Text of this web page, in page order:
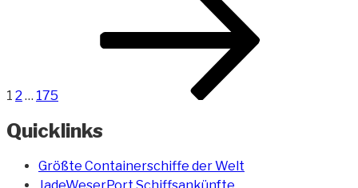
1 2 … 175
Quicklinks
Größte Containerschiffe der Welt